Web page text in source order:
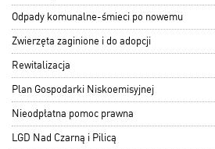
Odpady komunalne-śmieci po nowemu
Zwierzęta zaginione i do adopcji
Rewitalizacja
Plan Gospodarki Niskoemisyjnej
Nieodpłatna pomoc prawna
LGD Nad Czarną i Pilicą